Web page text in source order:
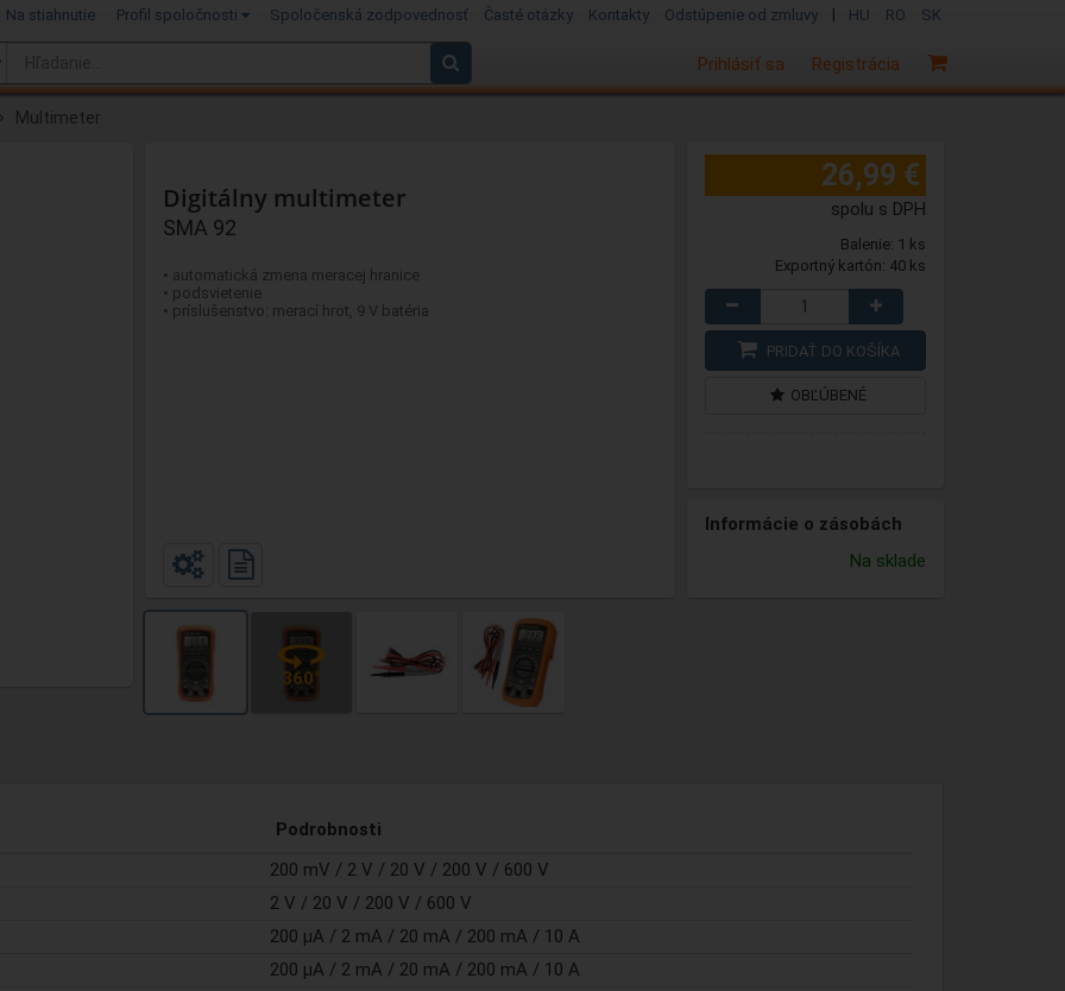
Na stiahnutie Profil spoločnosti Spoločenská zodpovednosť Časté otázky Kontakty Odstúpenie od zmluvy | HU RO SK
Registrácia
Prihlásiť sa
Multimeter
Digitálny multimeter
SMA 92
• automatická zmena meracej hranice
• podsvietenie
• príslušenstvo: merací hrot, 9 V batéria
26,99 €
spolu s DPH
Balenie: 1 ks
Exportný kartón: 40 ks
PRIDAŤ DO KOŠÍKA
OBĽÚBENÉ
Informácie o zásobách
Na sklade
Podrobnosti
200 mV / 2 V / 20 V / 200 V / 600 V
2 V / 20 V / 200 V / 600 V
200 µA / 2 mA / 20 mA / 200 mA / 10 A
200 µA / 2 mA / 20 mA / 200 mA / 10 A